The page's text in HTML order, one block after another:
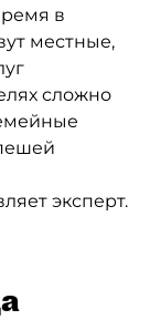
в
местные,
сложно
эксперт.